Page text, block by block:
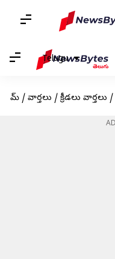
Telugu
హోమ్ / వార్తలు / క్రీడలు వార్తలు /